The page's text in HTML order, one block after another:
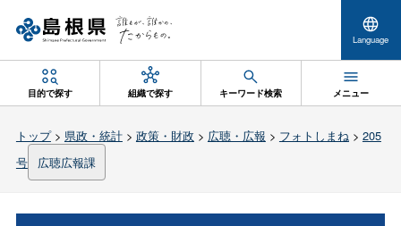
Language
目的で探す 組織で探す キーワード検索 メニュー
トップ> 県政・統計> 政策・財政 > 広聴・広報 > フォトしまね> 205
号
広聴広報課